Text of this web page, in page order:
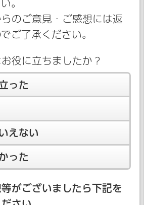
。
のご意見・ご感想には返
ご了承ください。
役に立ちましたか？
った
えない
った
がございましたら下記を